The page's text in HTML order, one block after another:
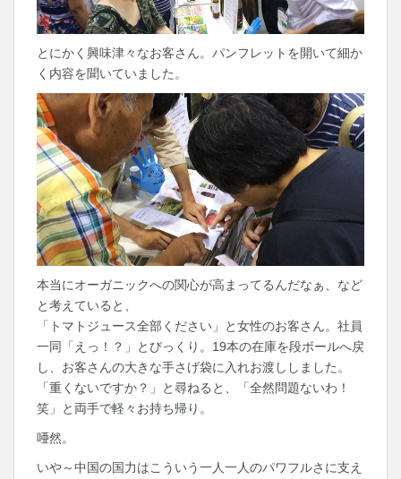
とにかく興味津々なお客さん。パンフレットを開いて細か
く内容を聞いていました。
本当にオーガニックへの関心が高まってるんだなぁ、など
と考えていると、
「トマトジュース全部ください」と女性のお客さん。社員
一同「えっ！？」とびっくり。19本の在庫を段ボールへ戻
し、お客さんの大きな手さげ袋に入れお渡ししました。
「重くないですか？」と尋ねると、「全然問題ないわ！
笑」と両手で軽々お持ち帰り。
唖然。
いや～中国の国力はこういう一人一人のパワフルさに支え